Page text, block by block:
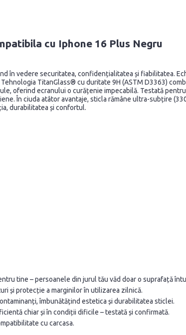
cu Iphone 16 Plus Negru
în vedere securitatea, confidențialitatea și fiabilitatea.
TitanGlass® cu duritate 9H (ASTM D3363)
oferind ecranului o curățenie impecabilă. Testată
În ciuda atâtor avantaje, sticla rămâne ultra-subțire
durabilitatea și confortul.
tine – persoanele din jurul tău văd doar o suprafață
și protecție a marginilor în utilizarea zilnică.
îmbunătățind estetica și durabilitatea sticlei.
chiar și în condiții dificile – testată și confirmată.
cu carcasa.